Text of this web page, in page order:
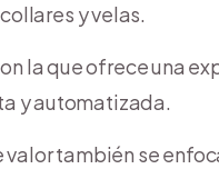
y velas.
la que ofrece una
y automatizada.
también se